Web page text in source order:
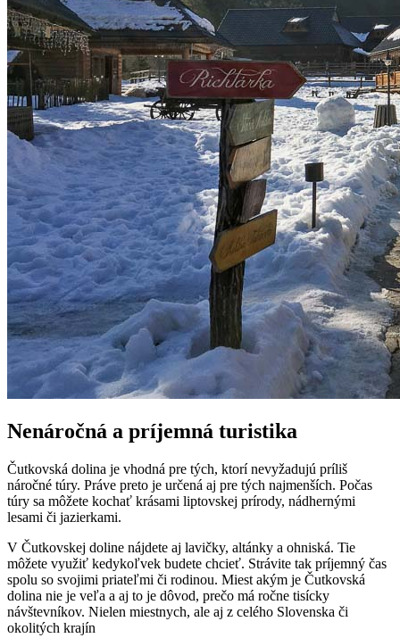
Nenáročná a príjemná turistika
Čutkovská dolina je vhodná pre tých, ktorí nevyžadujú príliš
náročné túry. Práve preto je určená aj pre tých najmenších. Počas
túry sa môžete kochať krásami liptovskej prírody, nádhernými
lesami či jazierkami.
V Čutkovskej doline nájdete aj lavičky, altánky a ohniská. Tie
môžete využiť kedykoľvek budete chcieť. Strávite tak príjemný čas
spolu so svojimi priateľmi či rodinou. Miest akým je Čutkovská
dolina nie je veľa a aj to je dôvod, prečo má ročne tisícky
návštevníkov. Nielen miestnych, ale aj z celého Slovenska či
okolitých krajín